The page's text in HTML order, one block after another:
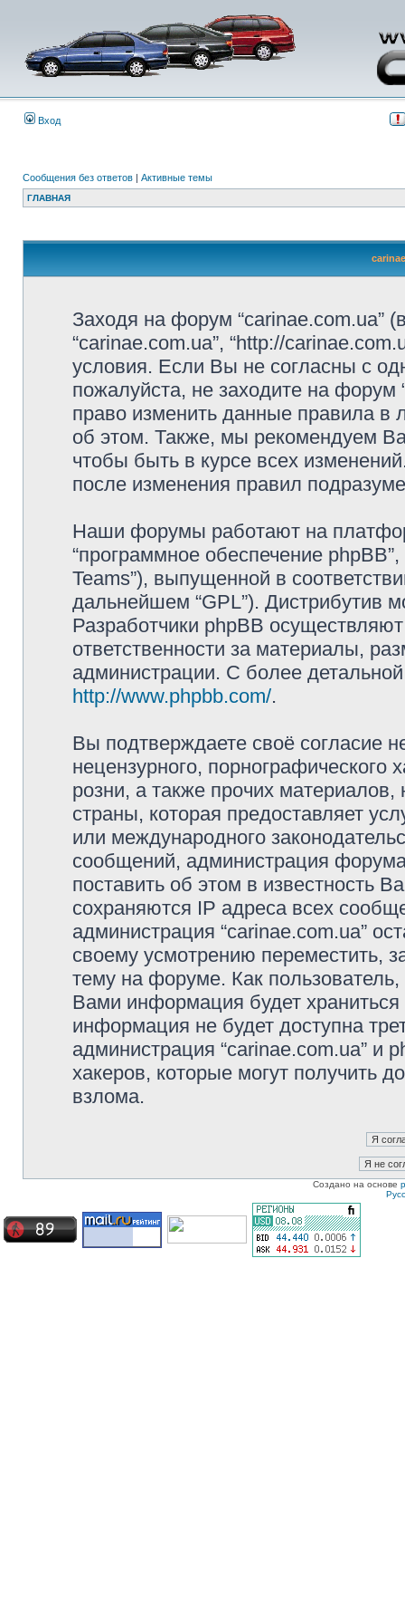
Вход
Сообщения без ответов | Активные темы
ГЛАВНАЯ
Заходя на форум
“carinae.com.ua”, “http://
условия. Если Вы не согласны с
пожалуйста, не заходите на
право изменить данные правила в
об этом. Также, мы рекомендуем
чтобы быть в курсе всех
после изменения правил
Наши форумы работают на
“программное обеспечение
Teams”), выпущенной в
дальнейшем “GPL”). Дистрибутив
Разработчики phpBB
ответственности за материалы,
администрации. С более
http://www.phpbb.com/.
Вы подтверждаете своё согласие
нецензурного, порнографического
розни, а также прочих
страны, которая предоставляет
или международного
сообщений, администрация
поставить об этом в известность
сохраняются IP адреса всех
администрация “carinae.com.ua”
своему усмотрению переместить,
тему на форуме. Как
Вами информация будет
информация не будет доступна
администрация “carinae.com.ua” и
хакеров, которые могут получить
взлома.
Создано на основе